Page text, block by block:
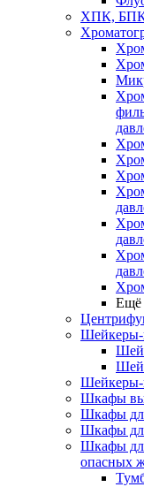
ХПК, БПК
Ещё
Шейкеры-
Шейкеры-
Шкафы
Шкафы
Шкафы
Шкафы
опасных